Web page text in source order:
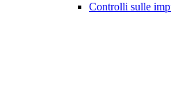
Controlli sulle